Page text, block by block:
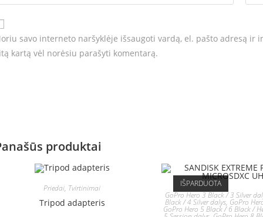
savo interneto naršyklėje išsaugoti vardą, el. pašto adresą
kartą vėl norėsiu parašyti komentarą.
produktai
Priedai, Tvirtinimai
Tripod adapteris
IŠPARDUOTA
GoPro Hero 3 Black / 3 Silver
Black / 4 Silver dalys, GoPro
GoPro Hero 5 Black / 6 Black /